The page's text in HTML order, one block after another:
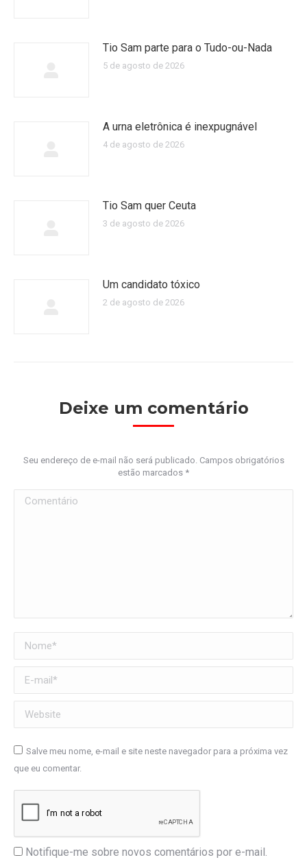
Tio Sam parte para o Tudo-ou-Nada
5 de agosto de 2026
A urna eletrônica é inexpugnável
4 de agosto de 2026
Tio Sam quer Ceuta
3 de agosto de 2026
Um candidato tóxico
2 de agosto de 2026
Deixe um comentário
Seu endereço de e-mail não será publicado. Campos obrigatórios
estão marcados *
Comentário
Nome *
E-mail *
Website
Salve meu nome, e-mail e site neste navegador para a próxima vez
que eu comentar.
Notifique-me sobre novos comentários por e-mail.